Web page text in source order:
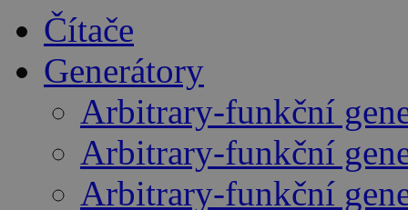
Čítače
Generátory
Arbitrary-funkční
Arbitrary-funkční
Arbitrary-funkční